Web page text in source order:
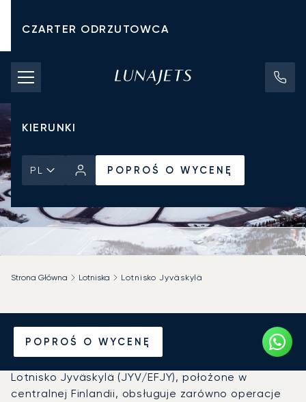
CZARTER ODRZUTOWCA
KOSZTY CZARTERU
PRYWATNE ODRZUTOWCE
KIERUNKI
PL POPROŚ O WYCENĘ
POPROŚ O WYCENĘ
Strona Główna Lotniska Lotnisko Jyväskylä
Prywatny odrzutowiec na
Lotnisko Jyväskylä (JYV)
Lotnisko Jyväskylä (JYV/EFJY), położone w
centralnej Finlandii, obsługuje zarówno operacje